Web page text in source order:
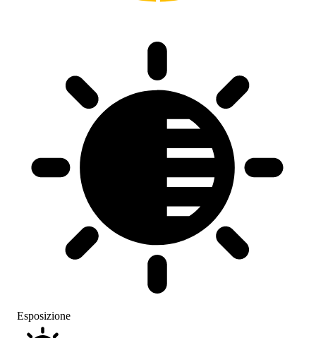
Esposizione